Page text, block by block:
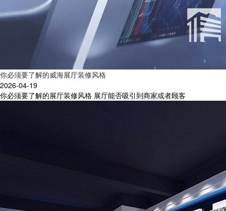
你必须要了解的威海展厅装修风格
2026-04-19
你必须要了解的展厅装修风格 展厅能否吸引到商家或者顾客